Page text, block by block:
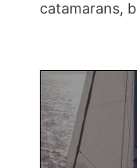
catamarans,